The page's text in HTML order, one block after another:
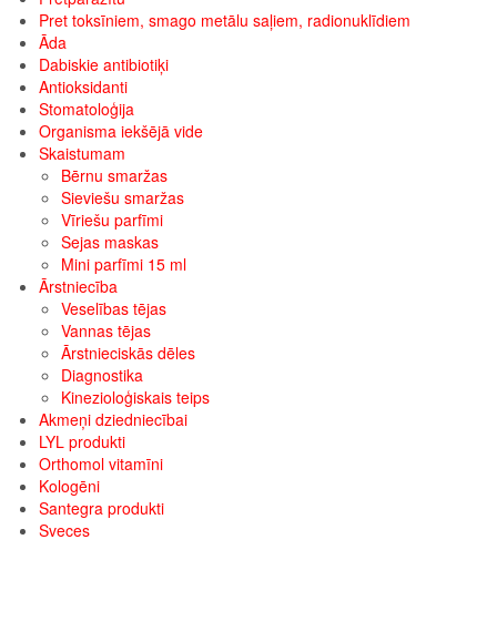
Pret toksīniem, smago metālu saļiem, radionuklīdiem
Āda
Dabiskie antibiotiķi
Antioksidanti
Stomatoloģija
Organisma iekšējā vide
Skaistumam
Bērnu smaržas
Sieviešu smaržas
Vīriešu parfīmi
Sejas maskas
Mini parfīmi 15 ml
Ārstniecība
Veselības tējas
Vannas tējas
Ārstnieciskās dēles
Diagnostika
Kinezioloģiskais teips
Akmeņi dziedniecībai
LYL produkti
Orthomol vitamīni
Kologēni
Santegra produkti
Sveces